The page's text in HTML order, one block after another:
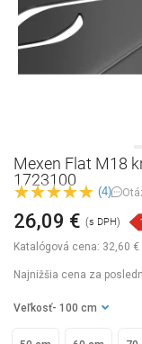
Mexen Flat M18
1723100
(4)
Katalógová cena: 32,60 €
26,09 € (s DPH)
Najnižšia cena za
Veľkosť - 100 cm